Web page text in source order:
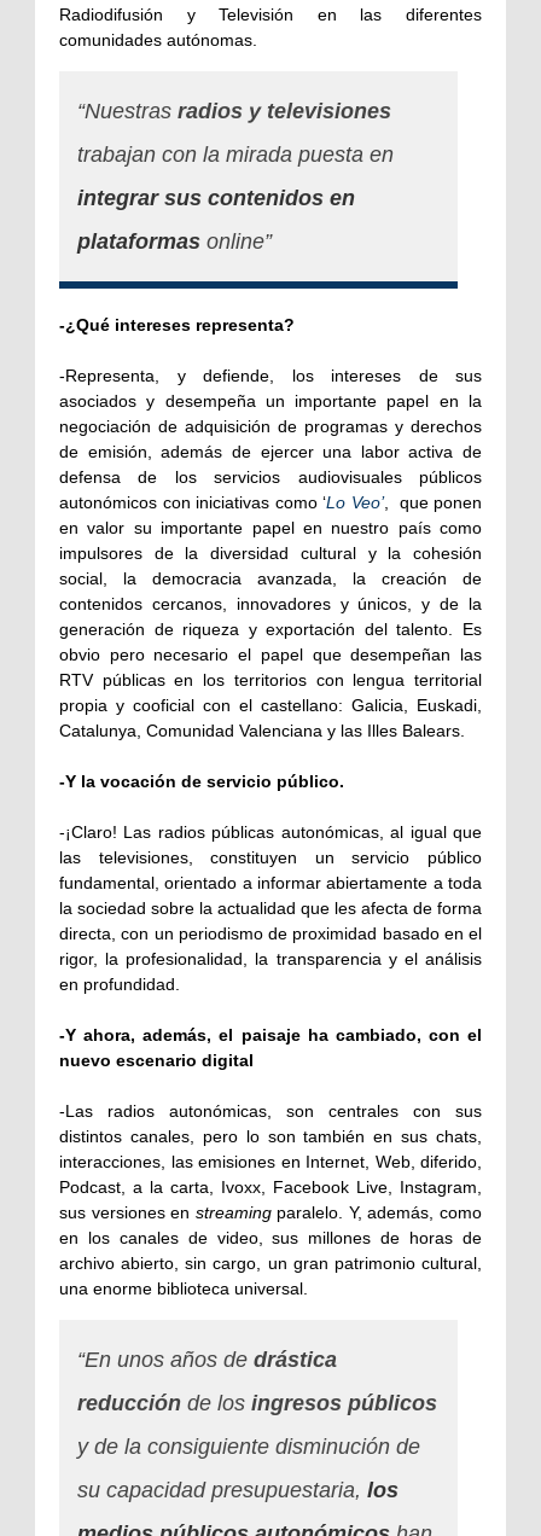
Radiodifusión y Televisión en las diferentes
comunidades autónomas.
“Nuestras radios y televisiones
trabajan con la mirada puesta en
integrar sus contenidos en
plataformas online”
-¿Qué intereses representa?
-Representa, y defiende, los intereses de sus
asociados y desempeña un importante papel en la
negociación de adquisición de programas y derechos
de emisión, además de ejercer una labor activa de
defensa de los servicios audiovisuales públicos
autonómicos con iniciativas como ‘Lo Veo’,
que ponen
en valor su importante papel en nuestro país como
impulsores de la diversidad cultural y la cohesión
social, la democracia avanzada, la creación de
contenidos cercanos, innovadores y únicos, y de la
generación de riqueza y exportación del talento. Es
obvio pero necesario el papel que desempeñan las
RTV públicas en los territorios con lengua territorial
propia y cooficial con el castellano: Galicia, Euskadi,
Catalunya, Comunidad Valenciana y las Illes Balears.
-Y la vocación de servicio público.
-¡Claro! Las radios públicas autonómicas, al igual que
las televisiones, constituyen un servicio público
fundamental, orientado a informar abiertamente a toda
la sociedad sobre la actualidad que les afecta de forma
directa, con un periodismo de proximidad basado en el
rigor, la profesionalidad, la transparencia y el análisis
en profundidad.
-Y ahora, además, el paisaje ha cambiado, con el
nuevo escenario digital
-Las radios autonómicas, son centrales con sus
distintos canales, pero lo son también en sus chats,
interacciones, las emisiones en Internet, Web, diferido,
Podcast, a la carta, Ivoxx, Facebook Live, Instagram,
sus versiones en streamingparalelo. Y, además, como
en los canales de video, sus millones de horas de
archivo abierto, sin cargo, un gran patrimonio cultural,
una enorme biblioteca universal.
“En unos años de drástica
reducción de los ingresos públicos
y de la consiguiente disminución de
su capacidad presupuestaria, los